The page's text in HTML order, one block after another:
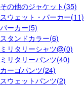
その他のジャケット(35)
スウェット・パーカー(11)
パーカー(5)
スタンドカラー(6)
ミリタリーシャツ@(0)
ミリタリーパンツ(40)
カーゴパンツ(24)
スウェットパンツ(2)